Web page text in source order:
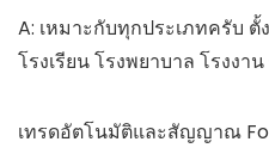
A: เหมาะกับทุกประเภทครับ
โรงเรียน โรงพยาบาล โรงง
เทรดอัตโนมัติและสัญญาณ